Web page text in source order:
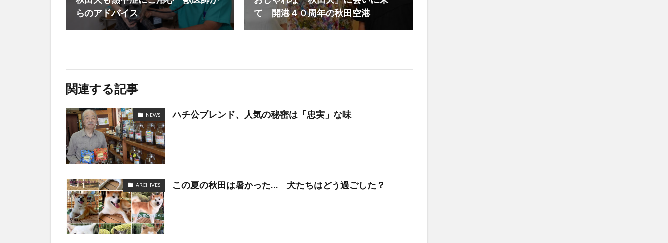
らのアドバイス
て 開港４０周年の秋田空港
関連する記事
NEWS ハチ公ブレンド、人気の秘密は「忠実」な味
ARCHIVES この夏の秋田は暑かった… 犬たちはどう過ごした？